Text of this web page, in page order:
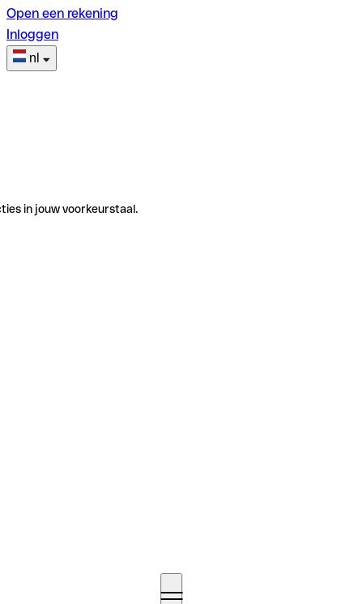
Open een rekening
Inloggen
nl
in jouw voorkeurstaal.